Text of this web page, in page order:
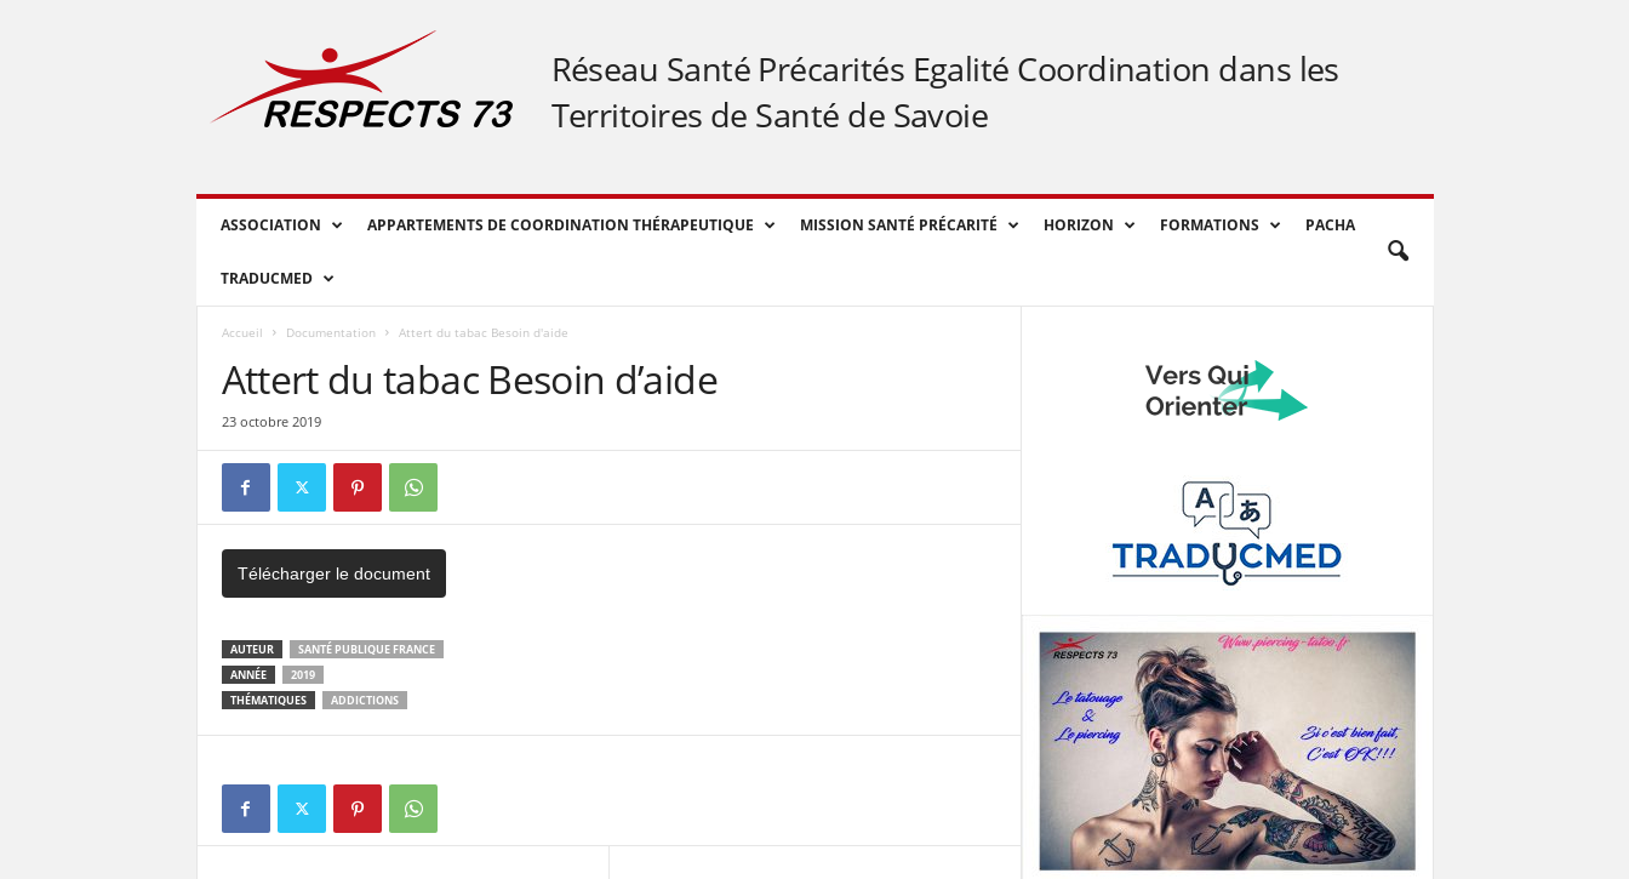
S
Réseau Santé Précarités Egalité Coordination dans les
Territoires de Santé de Savoie
ASSOCIATION APPARTEMENTS DE COORDINATION THÉRAPEUTIQUE MISSION SANTÉ PRÉCARITÉ HORIZON FORMATIONS PACHA
TRADUCMED
Accueil Documentation Attert du tabac Besoin d'aide
Attert du tabac Besoin d’aide
23 octobre 2019
Télécharger le document
AUTEUR
SANTÉ PUBLIQUE FRANCE
ANNÉE
2019
THÉMATIQUES
ADDICTIONS